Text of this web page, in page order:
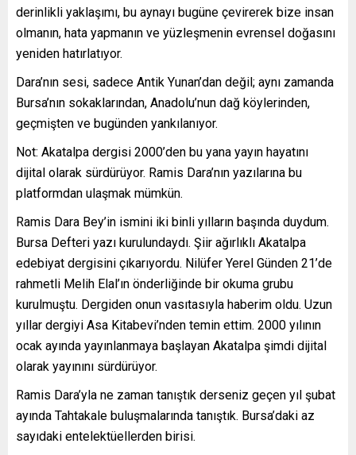
derinlikli yaklaşımı, bu aynayı bugüne çevirerek bize insan
olmanın, hata yapmanın ve yüzleşmenin evrensel doğasını
yeniden hatırlatıyor.
Dara’nın sesi, sadece Antik Yunan’dan değil; aynı zamanda
Bursa’nın sokaklarından, Anadolu’nun dağ köylerinden,
geçmişten ve bugünden yankılanıyor.
Not: Akatalpa dergisi 2000’den bu yana yayın hayatını
dijital olarak sürdürüyor. Ramis Dara’nın yazılarına bu
platformdan ulaşmak mümkün.
Ramis Dara Bey’in ismini iki binli yılların başında duydum.
Bursa Defteri yazı kurulundaydı. Şiir ağırlıklı Akatalpa
edebiyat dergisini çıkarıyordu. Nilüfer Yerel Günden 21’de
rahmetli Melih Elal’ın önderliğinde bir okuma grubu
kurulmuştu. Dergiden onun vasıtasıyla haberim oldu. Uzun
yıllar dergiyi Asa Kitabevi’nden temin ettim. 2000 yılının
ocak ayında yayınlanmaya başlayan Akatalpa şimdi dijital
olarak yayınını sürdürüyor.
Ramis Dara’yla ne zaman tanıştık derseniz geçen yıl şubat
ayında Tahtakale buluşmalarında tanıştık. Bursa’daki az
sayıdaki entelektüellerden birisi.